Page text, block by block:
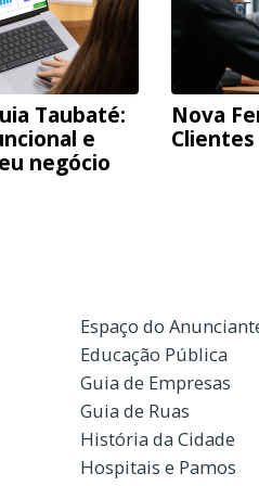
Taubaté:
e
negócio
Nova
Clientes
Espaço do
Educação Pública
Guia de Empresas
Guia de Ruas
História da Cidade
Hospitais e Pamos